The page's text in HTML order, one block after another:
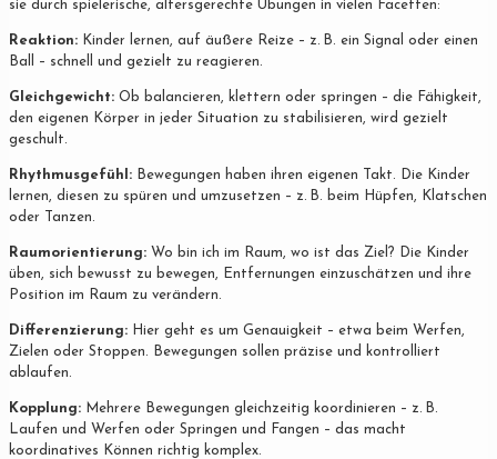
sie durch spielerische, altersgerechte Übungen in vielen Facetten:
Reaktion: Kinder lernen, auf äußere Reize – z. B. ein Signal oder einen
Ball – schnell und gezielt zu reagieren.
Gleichgewicht: Ob balancieren, klettern oder springen – die Fähigkeit,
den eigenen Körper in jeder Situation zu stabilisieren, wird gezielt
geschult.
Rhythmusgefühl: Bewegungen haben ihren eigenen Takt. Die Kinder
lernen, diesen zu spüren und umzusetzen – z. B. beim Hüpfen, Klatschen
oder Tanzen.
Raumorientierung: Wo bin ich im Raum, wo ist das Ziel? Die Kinder
üben, sich bewusst zu bewegen, Entfernungen einzuschätzen und ihre
Position im Raum zu verändern.
Differenzierung: Hier geht es um Genauigkeit – etwa beim Werfen,
Zielen oder Stoppen. Bewegungen sollen präzise und kontrolliert
ablaufen.
Kopplung: Mehrere Bewegungen gleichzeitig koordinieren – z. B.
Laufen und Werfen oder Springen und Fangen – das macht
koordinatives Können richtig komplex.